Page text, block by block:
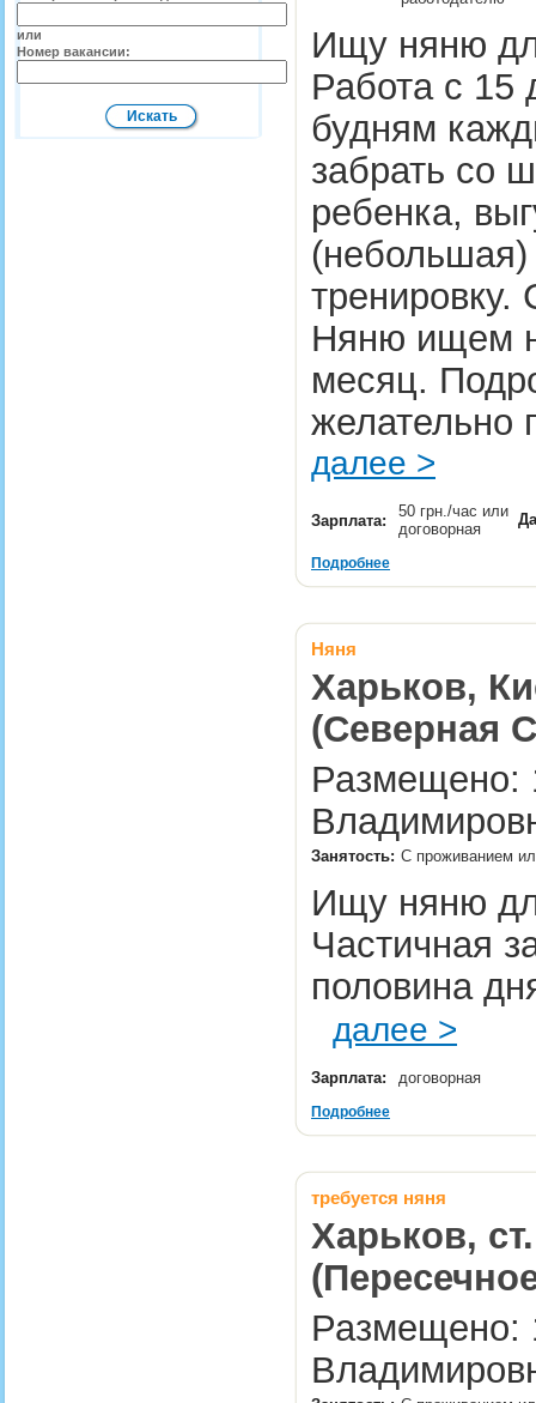
или
Номер вакансии:
Ищу няню
Работа с 15
будням
забрать со
ребенка,
(небольшая)
тренировку.
Няню ищем
месяц.
желательно
далее >
Зарплата:
50 грн./час или
договорная
Подробнее
Няня
Харьков,
(Северная
Размещено:
Занятость: С проживанием
Ищу няню
Частичная
половина
далее >
Зарплата: договорная
Подробнее
требуется няня
Харьков,
Размещено: